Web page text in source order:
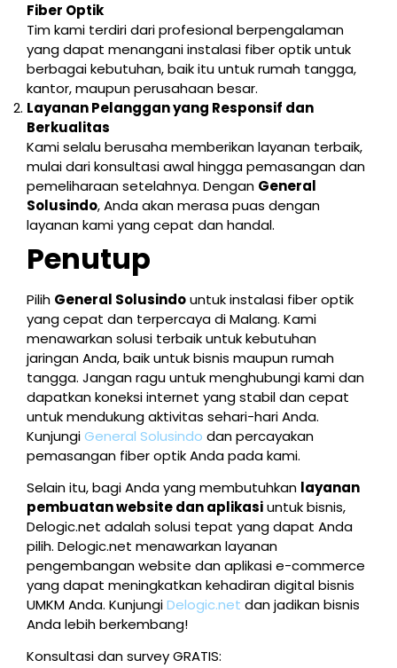
Fiber Optik
Tim kami terdiri dari profesional berpengalaman
yang dapat menangani instalasi fiber optik untuk
berbagai kebutuhan, baik itu untuk rumah tangga,
kantor, maupun perusahaan besar.
Layanan Pelanggan yang Responsif dan
Berkualitas
Kami selalu berusaha memberikan layanan terbaik,
mulai dari konsultasi awal hingga pemasangan dan
pemeliharaan setelahnya. Dengan General
Solusindo, Anda akan merasa puas dengan
layanan kami yang cepat dan handal.
Penutup
Pilih General Solusindountuk instalasi fiber optik
yang cepat dan terpercaya di Malang. Kami
menawarkan solusi terbaik untuk kebutuhan
jaringan Anda, baik untuk bisnis maupun rumah
tangga. Jangan ragu untuk menghubungi kami dan
dapatkan koneksi internet yang stabil dan cepat
untuk mendukung aktivitas sehari-hari Anda.
KunjungiGeneral Solusindo dan percayakan
pemasangan fiber optik Anda pada kami.
Selain itu, bagi Anda yang membutuhkan layanan
pembuatan website dan aplikasiuntuk bisnis,
Delogic.net adalah solusi tepat yang dapat Anda
pilih. Delogic.net menawarkan layanan
pengembangan website dan aplikasi e-commerce
yang dapat meningkatkan kehadiran digital bisnis
UMKM Anda. KunjungiDelogic.net dan jadikan bisnis
Anda lebih berkembang!
Konsultasi dan survey GRATIS: